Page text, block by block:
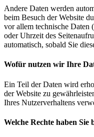
Andere Daten werden
beim Besuch der Website
vor allem technische Daten
oder Uhrzeit des
automatisch, sobald Sie
Wofür nutzen wir Ihre
Ein Teil der Daten wird
der Website zu
Ihres Nutzerverhaltens
Welche Rechte haben